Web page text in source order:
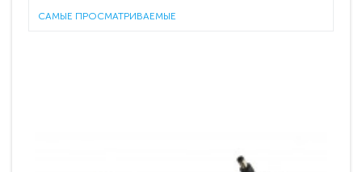
САМЫЕ ПРОСМАТРИВАЕМЫЕ